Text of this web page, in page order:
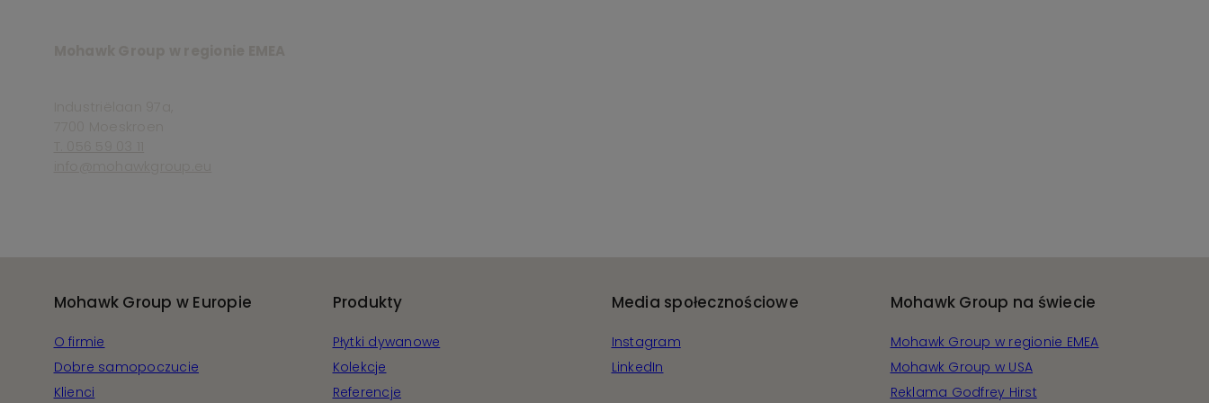
Mohawk Group w Europie
O firmie
Dobre samopoczucie
Klienci
Produkty
Płytki dywanowe
Kolekcje
Referencje
Media społecznościowe
Instagram
LinkedIn
Mohawk Group na świecie
Mohawk Group w regionie EMEA
Mohawk Group w USA
Reklama Godfrey Hirst